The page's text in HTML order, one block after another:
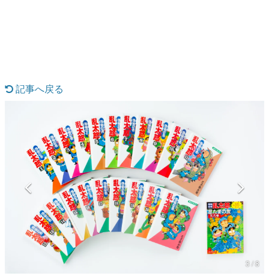
ゲーム開発者・hamatsu氏がゲームの魅力を画面や操作の
具体的な形から解き明かしていく、硬派で骨太な評論連載
です。
ゲームが変えた日本語
「経験値」「裏技」「ラスボス」… ゲームにまつわる言葉
の起源や用法の変遷を、コンピューター文化史研究家・タ
イニーP氏が徹底調査。
カテゴリ
特集記事
記事へ戻る
3 / 8